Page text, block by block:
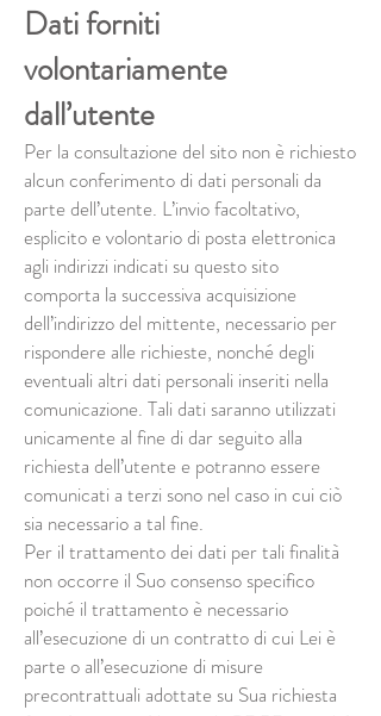
Dati forniti
volontariamente
dall’utente
Per la consultazione del sito non è richiesto
alcun conferimento di dati personali da
parte dell’utente. L’invio facoltativo,
esplicito e volontario di posta elettronica
agli indirizzi indicati su questo sito
comporta la successiva acquisizione
dell’indirizzo del mittente, necessario per
rispondere alle richieste, nonché degli
eventuali altri dati personali inseriti nella
comunicazione. Tali dati saranno utilizzati
unicamente al fine di dar seguito alla
richiesta dell’utente e potranno essere
comunicati a terzi sono nel caso in cui ciò
sia necessario a tal fine.
Per il trattamento dei dati per tali finalità
non occorre il Suo consenso specifico
poiché il trattamento è necessario
all’esecuzione di un contratto di cui Lei è
parte o all’esecuzione di misure
precontrattuali adottate su Sua richiesta